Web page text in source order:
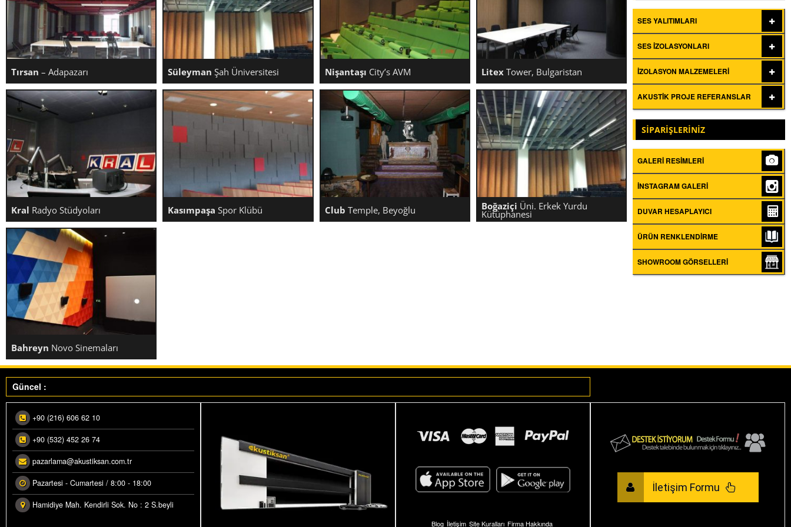
Ürün Fiyatları
Fiyatlandırma
Siparişler Hakkında
TIRSAN – ADAPAZARI
Tırsan – Adapazarı
SÜLEYMAN ŞAH ÜNIVERSITESI
Süleyman Şah Üniversitesi
NIŞANTAŞI CITY’S AVM
Nişantaşı City’s AVM
LITEX TOWER, BULGARISTAN
LitexTower, Bulgaristan
KRAL RADYO STÜDYOLARI
Kral Radyo Stüdyoları Kasımpaşa Spor Klübü Club Temple, Beyoğlu Boğaziçi Üni. Erkek Yurdu
Kütüphanesi
BAHREYN NOVO SINEMALARI
Bahreyn Novo Sinemaları
SES YALITIMLARI
SES İZOLASYONLARI
İZOLASYON MALZEMELERI
AKUSTIK PROJE REFERANSLAR
SİPARİŞLERİNİZ
GALERI RESIMLERI
İNSTAGRAM GALERI
DUVAR HESAPLAYICI
ÜRÜN RENKLENDIRME
SHOWROOM GÖRSELLERI
Güncel :
Akustiksan İhraçat Yılı…”Ataktayız”
+90 (216) 606 62 10
+90 (532) 452 26 74
pazarlama@akustiksan.com.tr
Pazartesi - Cumartesi / 8:00 - 18:00
Hamidiye Mah. Kendirli Sok. No : 2 S.beyli
Blog İletişim Site Kuralları Firma Hakkında
İletişim Formu